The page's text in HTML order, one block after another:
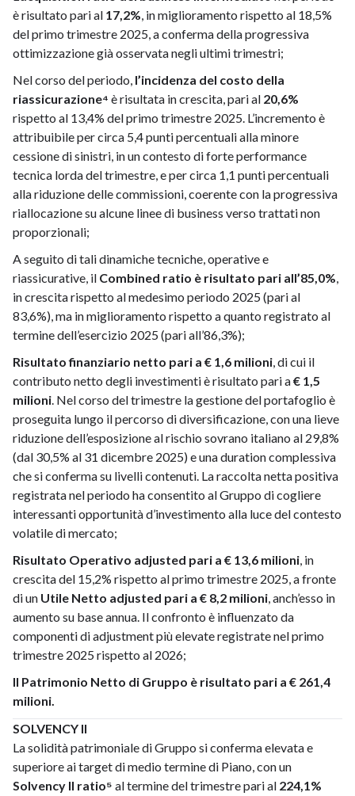
è risultato pari al 17,2%, in miglioramento rispetto al 18,5%
del primo trimestre 2025, a conferma della progressiva
ottimizzazione già osservata negli ultimi trimestri;
Nel corso del periodo, l’incidenza del costo della
riassicurazione⁴ è risultata in crescita, pari al 20,6%
rispetto al 13,4% del primo trimestre 2025. L’incremento è
attribuibile per circa 5,4 punti percentuali alla minore
cessione di sinistri, in un contesto di forte performance
tecnica lorda del trimestre, e per circa 1,1 punti percentuali
alla riduzione delle commissioni, coerente con la progressiva
riallocazione su alcune linee di business verso trattati non
proporzionali;
A seguito di tali dinamiche tecniche, operative e
riassicurative, il Combined ratio è risultato pari all’85,0%,
in crescita rispetto al medesimo periodo 2025 (pari al
83,6%), ma in miglioramento rispetto a quanto registrato al
termine dell’esercizio 2025 (pari all’86,3%);
Risultato finanziario netto pari a € 1,6 milioni, di cui il
contributo netto degli investimenti è risultato pari a€ 1,5
milioni. Nel corso del trimestre la gestione del portafoglio è
proseguita lungo il percorso di diversificazione, con una lieve
riduzione dell’esposizione al rischio sovrano italiano al 29,8%
(dal 30,5% al 31 dicembre 2025) e una duration complessiva
che si conferma su livelli contenuti. La raccolta netta positiva
registrata nel periodo ha consentito al Gruppo di cogliere
interessanti opportunità d’investimento alla luce del contesto
volatile di mercato;
Risultato Operativo adjusted pari a € 13,6 milioni, in
crescita del 15,2% rispetto al primo trimestre 2025, a fronte
di un Utile Netto adjusted pari a € 8,2 milioni, anch’esso in
aumento su base annua. Il confronto è influenzato da
componenti di adjustment più elevate registrate nel primo
trimestre 2025 rispetto al 2026;
Il Patrimonio Netto di Gruppo è risultato pari a € 261,4
milioni.
SOLVENCY II
La solidità patrimoniale di Gruppo si conferma elevata e
superiore ai target di medio termine di Piano, con un
Solvency II ratio⁵ al termine del trimestre pari al 224,1%